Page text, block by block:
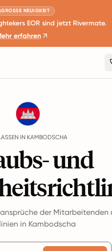
GROSSE NEUIGKEIT
EOR sind jetzt Rivermate.
erfahren
IN KAMBODSCHA
und
der Mitarbeitenden
in Kambodscha